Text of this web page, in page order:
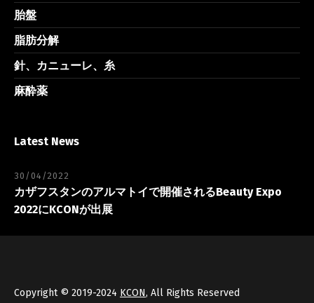
胎盤
脂肪分解
針、カニューレ、糸
麻酔薬
Latest News
30/04/2022
カザフスタンのアルマトイで開催されるBeauty Expo
2022にKCONが出展
Copyright © 2019-2024 KCON, All Rights Reserved